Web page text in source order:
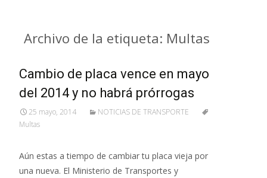
Archivo de la etiqueta: Multas
Cambio de placa vence en mayo
del 2014 y no habrá prórrogas
25 mayo, 2014
NOTICIAS DE TRANSPORTE
Multas
Aún estas a tiempo de cambiar tu placa vieja por
una nueva. El Ministerio de Transportes y